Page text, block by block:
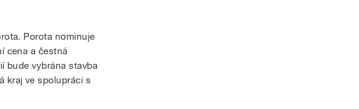
Porota nominuje
cena a čestná
bude vybrána stavba
kraj ve spolupráci s